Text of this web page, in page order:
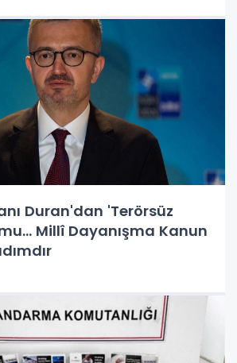
Duran'dan 'Terörsüz
Millî Dayanışma Kanun